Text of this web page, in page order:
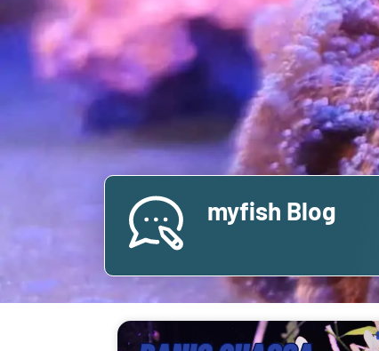
myfish Blog